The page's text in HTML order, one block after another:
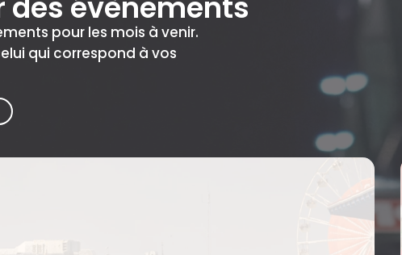
des évènements
pour les mois à venir.
qui correspond à vos